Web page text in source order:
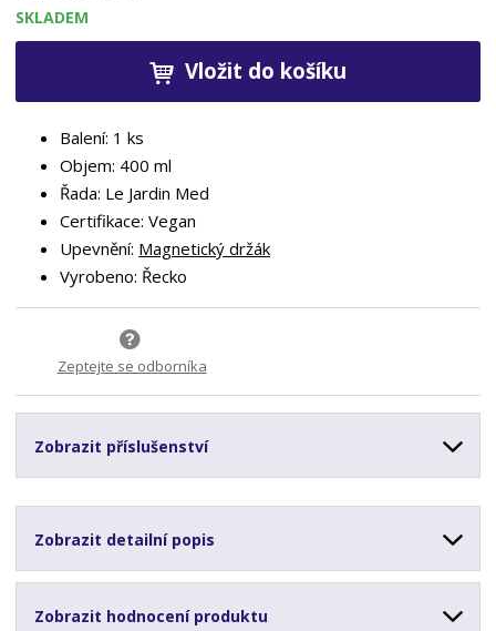
SKLADEM
Vložit do košíku
Balení: 1 ks
Objem: 400 ml
Řada: Le Jardin Med
Certifikace: Vegan
Upevnění: Magnetický držák
Vyrobeno: Řecko
Zeptejte se odborníka
Zobrazit příslušenství
Zobrazit detailní popis
Zobrazit hodnocení produktu